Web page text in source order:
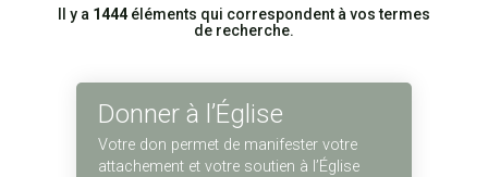
Il y a 1444 éléments qui correspondent à vos termes
de recherche.
Donner à l’Église
Votre don permet de manifester votre
attachement et votre soutien à l’Église